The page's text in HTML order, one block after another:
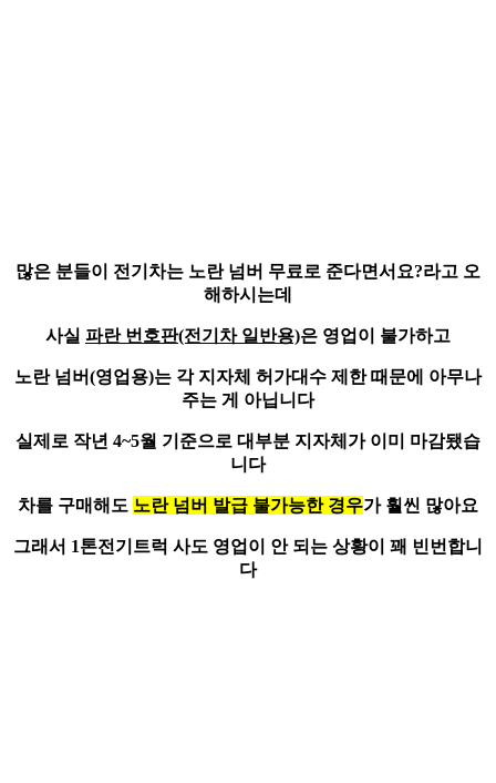
많은 분들이 전기차는 노란 넘버 무료로 준다면서요?라고 오
해하시는데
사실 파란 번호판(전기차 일반용)은 영업이 불가하고
노란 넘버(영업용)는 각 지자체 허가대수 제한 때문에 아무나
주는 게 아닙니다
실제로 작년 4~5월 기준으로 대부분 지자체가 이미 마감됐습
니다
차를 구매해도 노란 넘버 발급 불가능한 경우가 훨씬 많아요
그래서 1톤전기트럭 사도 영업이 안 되는 상황이 꽤 빈번합니
다